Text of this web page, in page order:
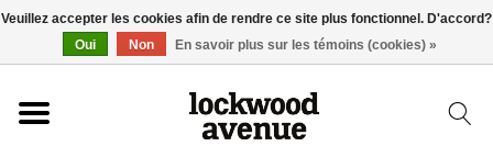
ACCUEIL
Veuillez accepter les cookies afin de rendre ce site plus fonctionnel. D'accord?
Oui
Non En savoir plus sur les témoins (cookies) »